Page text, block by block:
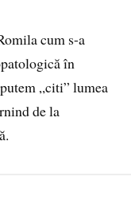
cum s-a
în
„citi” lumea
de la